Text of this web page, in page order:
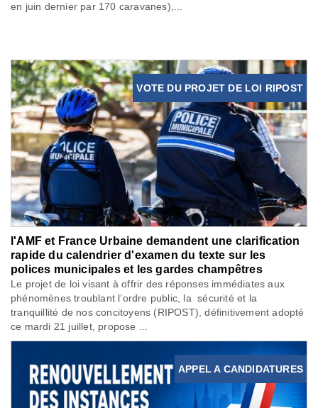
en juin dernier par 170 caravanes),...
VOTE DU PROJET DE LOI RIPOST
l'AMF et France Urbaine demandent une clarification
rapide du calendrier d'examen du texte sur les
polices municipales et les gardes champêtres
Le projet de loi visant à offrir des réponses immédiates aux
phénomènes troublant l’ordre public, la sécurité et la
tranquillité de nos concitoyens (RIPOST), définitivement adopté
ce mardi 21 juillet, propose ...
APPEL A CANDIDATURES